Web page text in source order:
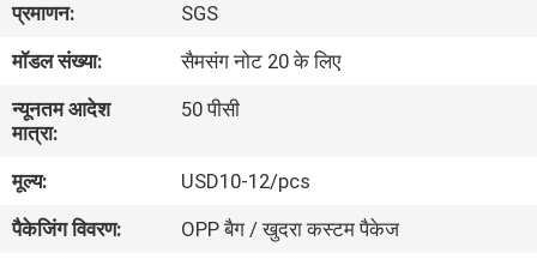
वीआर
शो
हमारे
बारे
में
प्रमाणन:
SGS
मॉडल संख्या:
सैमसंग नोट 20 के लिए
न्यूनतम आदेश
मात्रा:
50 पीसी
मूल्य:
USD10-12/pcs
पैकेजिंग विवरण:
OPP बैग / खुदरा कस्टम पैकेज